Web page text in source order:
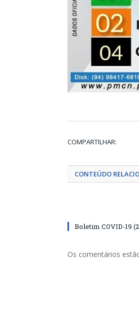
COMPARTILHAR:
CONTEÚDO
Boletim COVID-19
Os comentários